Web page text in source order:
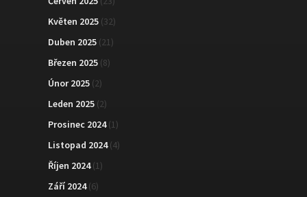
Květen 2025 (32)
Duben 2025 (21)
Březen 2025 (8)
Únor 2025 (2)
Leden 2025 (2)
Prosinec 2024(1)
Listopad 2024(4)
Říjen 2024(1)
Září 2024(6)